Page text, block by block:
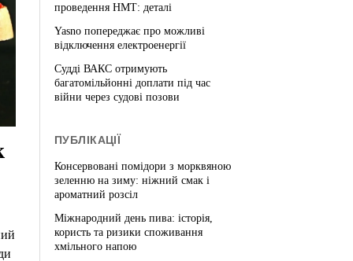
проведення НМТ: деталі
Yasno попереджає про можливі
відключення електроенергії
Судді ВАКС отримують
багатомільйонні доплати під час
війни через судові позови
ПУБЛІКАЦІЇ
Консервовані помідори з морквяною
зеленню на зиму: ніжний смак і
ароматний розсіл
Міжнародний день пива: історія,
користь та ризики споживання
хмільного напою